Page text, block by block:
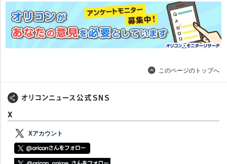
このページのトップへ
X
Xアカウント